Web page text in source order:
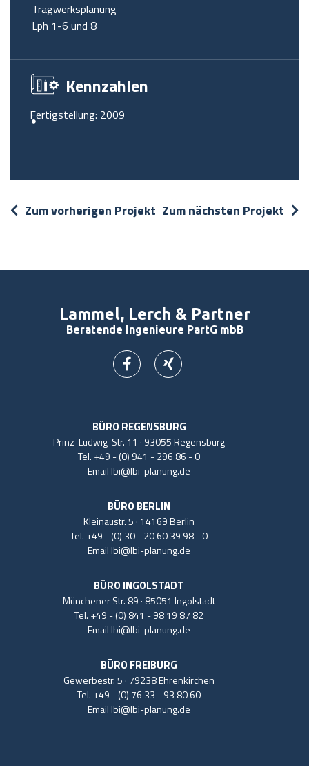
Tragwerksplanung
Lph 1-6 und 8
Kennzahlen
Fertigstellung: 2009
Zum vorherigen Projekt Zum nächsten Projekt
Lammel, Lerch & Partner
Beratende Ingenieure PartG mbB
BÜRO REGENSBURG
Prinz-Ludwig-Str. 11 · 93055 Regensburg
Tel. +49 - (0) 941 - 296 86 - 0
Emaillbi@lbi-planung.de
BÜRO BERLIN
Kleinaustr. 5 · 14169 Berlin
Tel. +49 - (0) 30 - 20 60 39 98 - 0
Emaillbi@lbi-planung.de
BÜRO INGOLSTADT
Münchener Str. 89 · 85051 Ingolstadt
Tel. +49 - (0) 841 - 98 19 87 82
Emaillbi@lbi-planung.de
BÜRO FREIBURG
Gewerbestr. 5 · 79238 Ehrenkirchen
Tel. +49 - (0) 76 33 - 93 80 60
Emaillbi@lbi-planung.de